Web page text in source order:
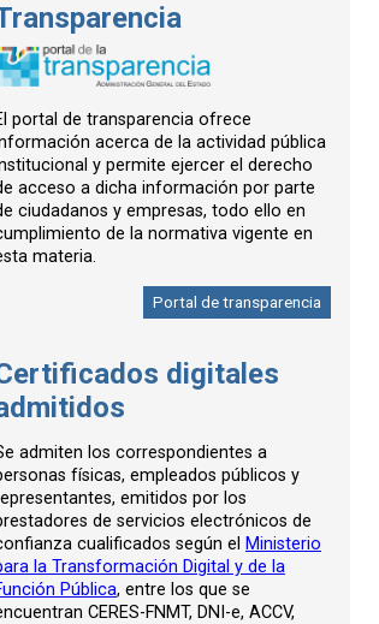
portal de transparencia ofrece
acerca de la actividad pública
y permite ejercer el derecho
acceso a dicha información por parte
ciudadanos y empresas, todo ello en
de la normativa vigente en
materia.
Portal de transparencia
digitales
admiten los correspondientes a
físicas, empleados públicos y
emitidos por los
de servicios electrónicos de
cualificados según el Ministerio
la Transformación Digital y de la
Pública, entre los que se
CERES-FNMT, DNI-e, ACCV,